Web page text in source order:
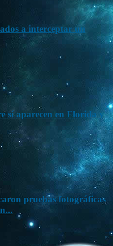
a interceptar un
sí aparecen en Florida y
pruebas fotográficas